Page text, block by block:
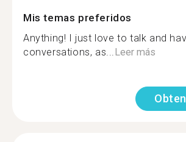
Mis temas preferidos
Anything! I just love to talk and
conversations, as...Leer más